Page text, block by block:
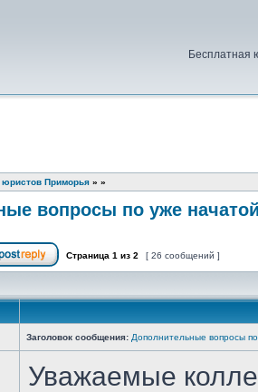
Бесплатная
юристов Приморья » »
вопросы по уже начатой
тему Ответить на тему
Страница 1 из 2 [ 26 сообщений ]
Заголовок сообщения: Дополнительные вопросы
Уважаемые